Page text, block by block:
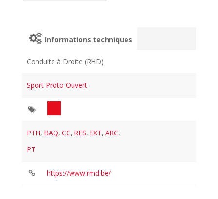
Informations techniques
Conduite à Droite (RHD)
Sport Proto Ouvert
PTH, BAQ, CC, RES, EXT, ARC,
PT
https://www.rmd.be/